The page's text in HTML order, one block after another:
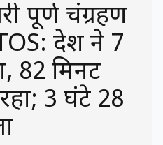
चंद्रग्रहण
देश ने 7
82 मिनट
3 घंटे 28